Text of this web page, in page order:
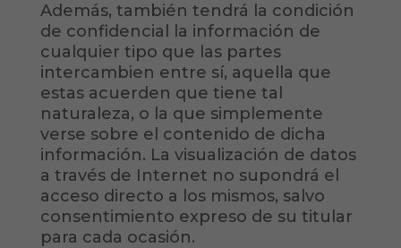
Además, también tendrá la condición
de confidencial la información de
cualquier tipo que las partes
intercambien entre sí, aquella que
estas acuerden que tiene tal
naturaleza, o la que simplemente
verse sobre el contenido de dicha
información. La visualización de datos
a través de Internet no supondrá el
acceso directo a los mismos, salvo
consentimiento expreso de su titular
para cada ocasión.